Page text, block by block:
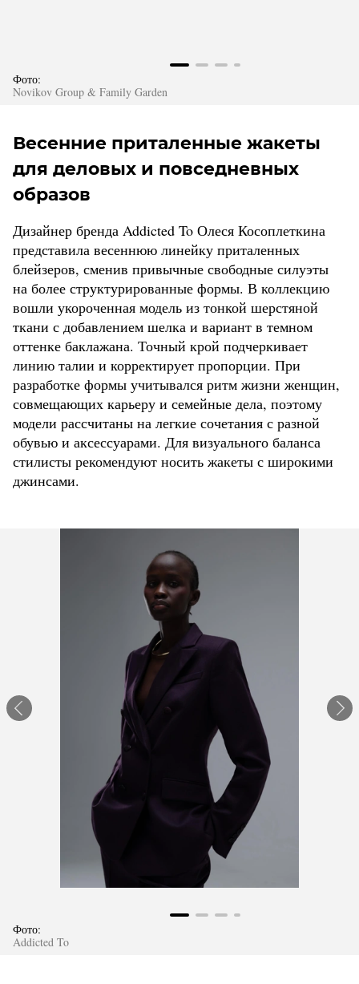
Фото:
Novikov Group & Family Garden
Весенние приталенные жакеты
для деловых и повседневных
образов
Дизайнер бренда Addicted To Олеся Косоплеткина
представила весеннюю линейку приталенных
блейзеров, сменив привычные свободные силуэты
на более структурированные формы. В коллекцию
вошли укороченная модель из тонкой шерстяной
ткани с добавлением шелка и вариант в темном
оттенке баклажана. Точный крой подчеркивает
линию талии и корректирует пропорции. При
разработке формы учитывался ритм жизни женщин,
совмещающих карьеру и семейные дела, поэтому
модели рассчитаны на легкие сочетания с разной
обувью и аксессуарами. Для визуального баланса
стилисты рекомендуют носить жакеты с широкими
джинсами.
Фото:
Addicted To